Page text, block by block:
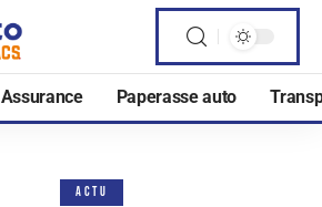
Assurance Paperasse auto
ACTU